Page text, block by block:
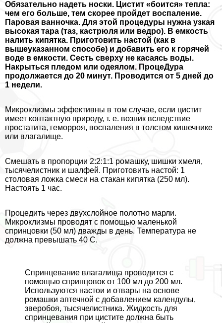
Обязательно надеть носки. Цистит «боится» тепла:
чем его больше, тем скорее пройдет воспаление.
Паровая ванночка. Для этой процедуры нужна узкая
высокая тара (таз, кастрюля или ведро). В емкость
налить кипятка. Приготовить настой (как в
вышеуказанном способе) и добавить его к горячей
воде в емкости. Сесть сверху не касаясь воды.
Накрыться пледом или одеялом. ПроцеДypa
продолжается до 20 минут. Проводится от 5 дней до
1 недели.
Микроклизмы эффективны в том случае, если цистит
имеет контактную природу, т. е. возник вследствие
пpocтатита, геморроя, воспаления в толстом кишечнике
или влагалище.
Смешать в пропорции 2:2:1:1 ромашку, шишки хмеля,
тысячелистник и шалфей. Приготовить настой: 1
столовая ложка смеси на стакан кипятка (250 мл).
Настоять 1 час.
Процедить через двухслойное полотно марли.
Микроклизмы проводят с помощью маленькой
спринцовки (50 мл) дважды в день. Температура не
должна превышать 40 C.
Спринцевание влагалища проводится с
помощью спринцовок от 100 мл до 200 мл.
Используются настои и отвары на основе
ромашки аптечной с добавлением календулы,
зверобоя, тысячелистника. Жидкость для
спринцевания при цистите должна быть